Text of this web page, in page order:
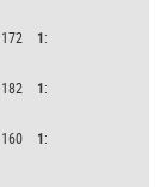
172 1:
182 1:
160 1: